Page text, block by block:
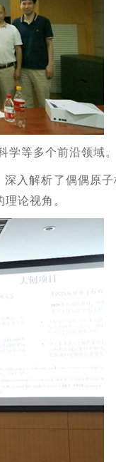
等多个前沿领域。
入解析了偶偶原子
论视角。